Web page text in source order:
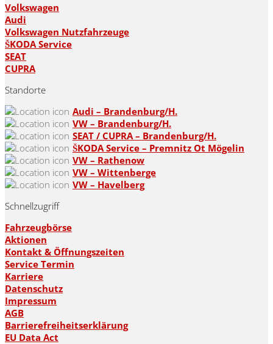
Volkswagen
Audi
Volkswagen Nutzfahrzeuge
ŠKODA Service
SEAT
CUPRA
Standorte
Audi – Brandenburg/H.
VW – Brandenburg/H.
SEAT / CUPRA – Brandenburg/H.
ŠKODA Service – Premnitz Ot Mögelin
VW – Rathenow
VW – Wittenberge
VW – Havelberg
Schnellzugriff
Fahrzeugbörse
Aktionen
Kontakt & Öffnungszeiten
Service Termin
Karriere
Datenschutz
Impressum
AGB
Barrierefreiheitserklärung
EU Data Act